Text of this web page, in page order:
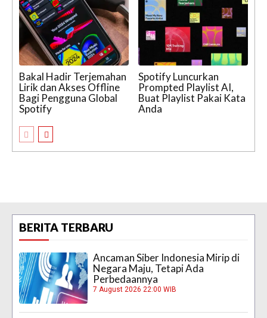
Bakal Hadir Terjemahan
Lirik dan Akses Offline
Bagi Pengguna Global
Spotify
Spotify Luncurkan
Prompted Playlist AI,
Buat Playlist Pakai Kata
Anda
BERITA TERBARU
Ancaman Siber Indonesia Mirip di
Negara Maju, Tetapi Ada
Perbedaannya
7 August 2026 22:00 WIB